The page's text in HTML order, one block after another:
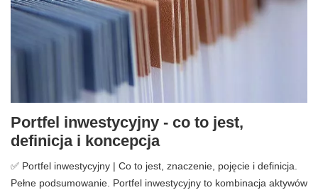
Portfel inwestycyjny - co to jest,
definicja i koncepcja
✅ Portfel inwestycyjny | Co to jest, znaczenie, pojęcie i definicja.
Pełne podsumowanie. Portfel inwestycyjny to kombinacja aktywów